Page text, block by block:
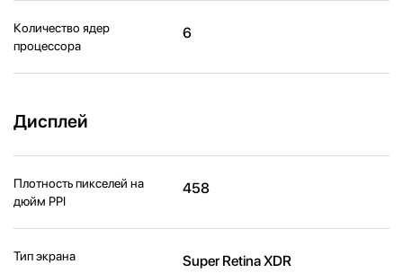
Количество ядер
процессора
6
Дисплей
Плотность пикселей на
дюйм PPI
458
Тип экрана Super Retina XDR